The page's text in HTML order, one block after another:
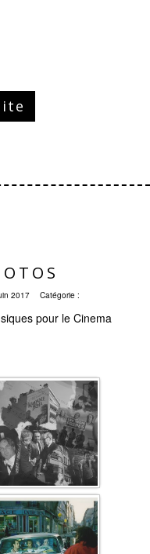
2017 Catégorie :
pour le Cinema